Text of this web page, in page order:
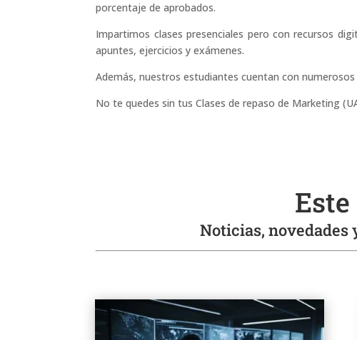
porcentaje de aprobados.
Impartimos clases presenciales pero con recursos
apuntes, ejercicios y exámenes.
Además, nuestros estudiantes cuentan con
No te quedes sin tus Clases de repaso de Marketing
Noticias, novedades